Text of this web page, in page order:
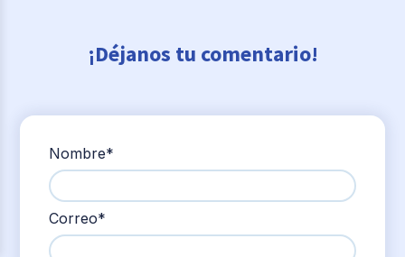
¡Déjanos tu comentario!
Nombre*
Correo*